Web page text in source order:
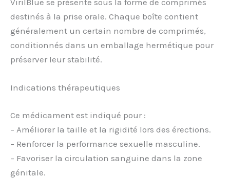
VirilBlue se présente sous la forme de comprimés
destinés à la prise orale. Chaque boîte contient
généralement un certain nombre de comprimés,
conditionnés dans un emballage hermétique pour
préserver leur stabilité.
Indications thérapeutiques
Ce médicament est indiqué pour :
– Améliorer la taille et la rigidité lors des érections.
– Renforcer la performance sexuelle masculine.
– Favoriser la circulation sanguine dans la zone
génitale.